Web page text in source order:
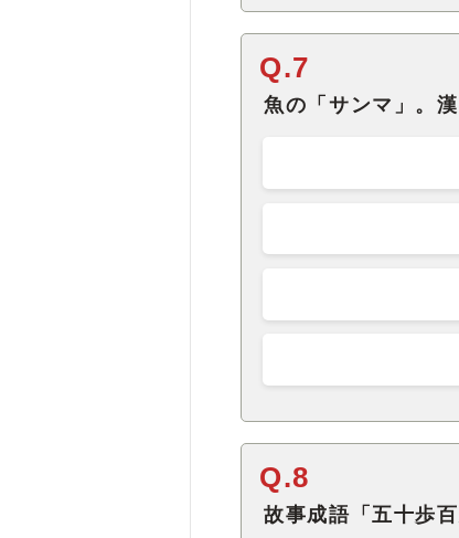
Q.7
魚の「サンマ」。
Q.8
故事成語「五十歩